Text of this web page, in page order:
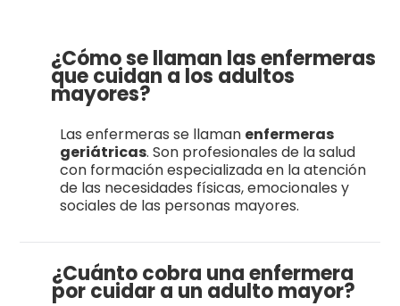
¿Cómo se llaman las enfermeras
que cuidan a los adultos
mayores?
Las enfermeras se llaman enfermeras
geriátricas. Son profesionales de la salud
con formación especializada en la atención
de las necesidades físicas, emocionales y
sociales de las personas mayores.
¿Cuánto cobra una enfermera
por cuidar a un adulto mayor?